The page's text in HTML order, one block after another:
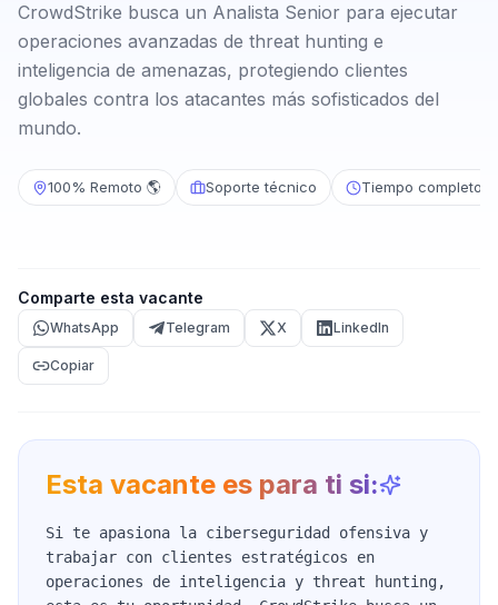
CrowdStrike busca un Analista Senior para ejecutar
operaciones avanzadas de threat hunting e
inteligencia de amenazas, protegiendo clientes
globales contra los atacantes más sofisticados del
mundo.
100% Remoto 🌎 Soporte técnico Tiempo completo
Comparte esta vacante
WhatsApp Telegram X LinkedIn
Copiar
Esta vacante es para ti si:
Si te apasiona la ciberseguridad ofensiva y
trabajar con clientes estratégicos en
operaciones de inteligencia y threat hunting,